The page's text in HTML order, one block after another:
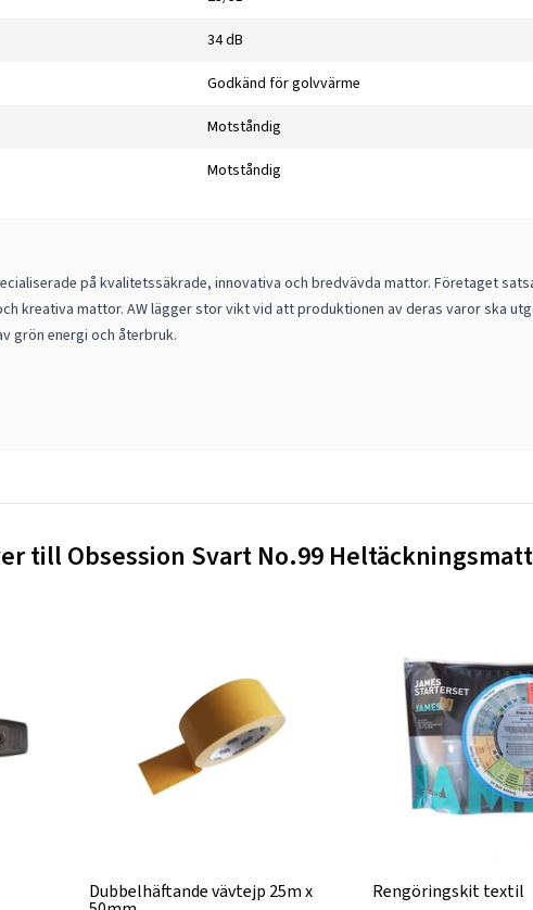
34 dB
Godkänd för golvvärme
Motståndig
Motståndig
på kvalitetssäkrade, innovativa och bredvävda mattor. Företaget
kreativa mattor. AW lägger stor vikt vid att produktionen av deras varor ska
grön energi och återbruk.
till Obsession Svart No.99
Dubbelhäftande vävtejp 25m x Rengöringskit textil